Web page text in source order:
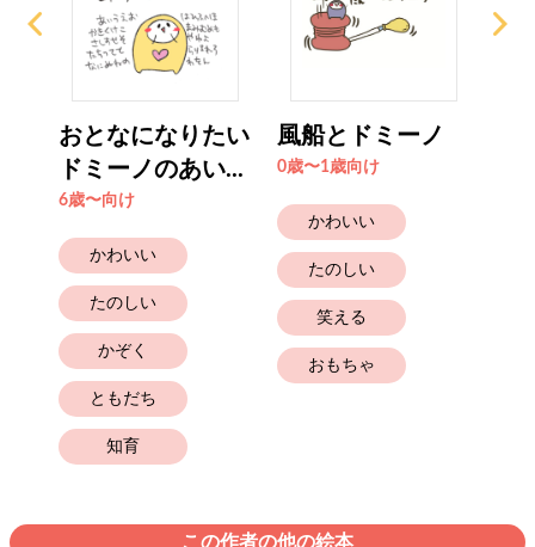
おとなになりたい
ドミーノのあい...
6歳〜向け
かわいい
たのしい
かぞく
ともだち
知育
風船とドミーノ
0歳〜1歳向け
かわいい
たのしい
笑える
おもちゃ
この作者の他の絵本